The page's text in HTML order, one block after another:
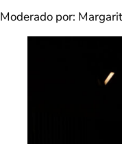
Moderado por: